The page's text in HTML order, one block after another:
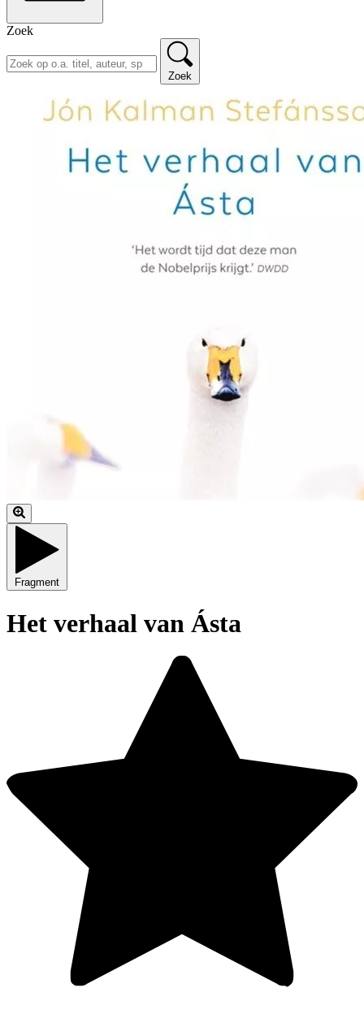
Zoek
Zoek
Fragment
Het verhaal van Ásta